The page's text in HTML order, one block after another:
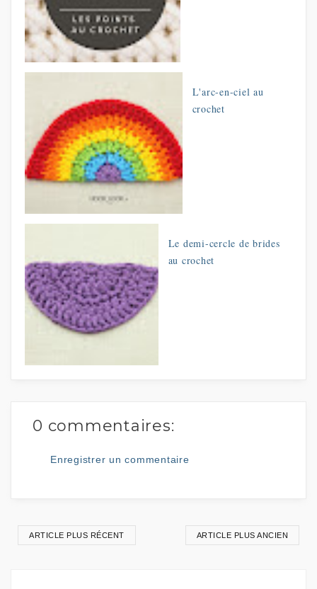
L'arc-en-ciel au
crochet
Le demi-cercle de brides
au crochet
0 commentaires:
Enregistrer un commentaire
ARTICLE PLUS RÉCENT ARTICLE PLUS ANCIEN